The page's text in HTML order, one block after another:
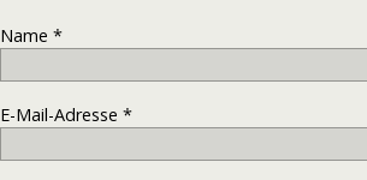
Name *
E-Mail-Adresse *